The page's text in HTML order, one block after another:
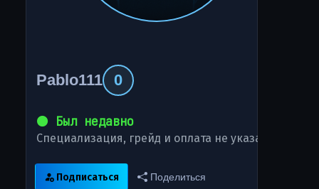
Pablo111 0
⚫ Был недавно
Специализация, грейд и оплата не указаны
Подписаться Поделиться